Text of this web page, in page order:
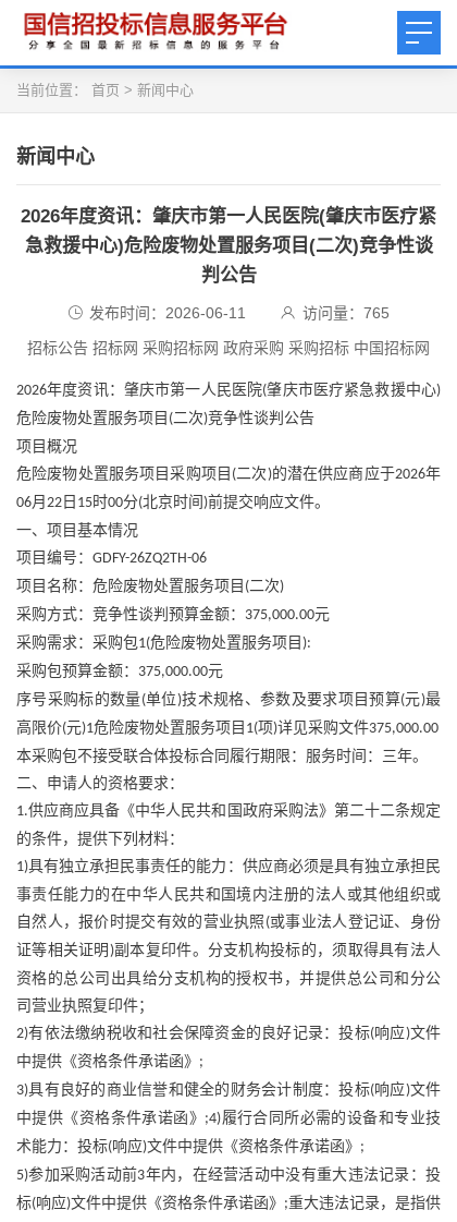
当前位置： 首页 > 新闻中心
新闻中心
2026年度资讯：肇庆市第一人民医院(肇庆市医疗紧
急救援中心)危险废物处置服务项目(二次)竞争性谈
判公告
发布时间：2026-06-11 访问量： 765
招标公告 招标网 采购招标网 政府采购 采购招标 中国招标网
2026年度资讯：肇庆市第一人民医院(肇庆市医疗紧急救援中心)
危险废物处置服务项目 (二次)竞争性谈判公告
项目概况
危险废物处置服务项目采购项目 (二次 )的潜在供应商应于2026年
06月 22 日 15时00分(北京时间 )前提交响应文件。
一、项目基本情况
项目编号： GDFY-26ZQ2TH-06
项目名称：危险废物处置服务项目 (二次)
采购方式：竞争性谈判预算金额： 375,000.00元
采购需求：采购包1(危险废物处置服务项目 ):
采购包预算金额： 375,000.00元
序号采购标的数量(单位 )技术规格、参数及要求项目预算(元)最
高限价(元)1危险废物处置服务项目 1(项)详见采购文件375,000.00
本采购包不接受联合体投标合同履行期限：服务时间：三年。
二、申请人的资格要求：
1.供应商应具备《中华人民共和国政府采购法》第二十二条规定
的条件，提供下列材料：
1)具有独立承担民事责任的能力：供应商必须是具有独立承担民
事责任能力的在中华人民共和国境内注册的法人或其他组织或
自然人，报价时提交有效的营业执照 (或事业法人登记证、身份
证等相关证明 )副本复印件。分支机构投标的，须取得具有法人
资格的总公司出具给分支机构的授权书，并提供总公司和分公
司营业执照复印件；
2)有依法缴纳税收和社会保障资金的良好记录：投标(响应)文件
中提供《资格条件承诺函》 ;
3)具有良好的商业信誉和健全的财务会计制度：投标(响应)文件
中提供《资格条件承诺函》 ;4)履行合同所必需的设备和专业技
术能力：投标(响应)文件中提供《资格条件承诺函》 ;
5)参加采购活动前3年内，在经营活动中没有重大违法记录：投
标(响应)文件中提供《资格条件承诺函》 ;重大违法记录，是指供